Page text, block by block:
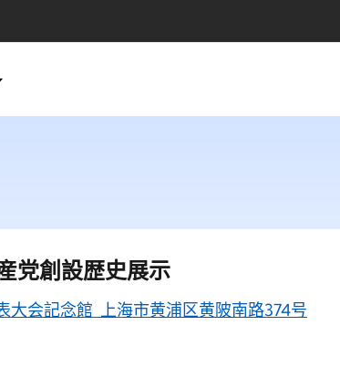
党創設歴史展示
大会記念館 上海市黄浦区黄陂南路374号